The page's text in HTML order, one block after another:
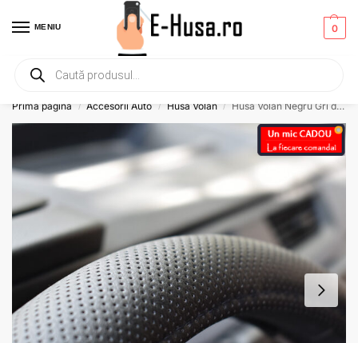
MENIU 0
Primesti un mic
Prima pagină / Accesorii Auto / Husa Volan / Husa Volan Negru Gri din piele ecologica perforata 37-39 CM